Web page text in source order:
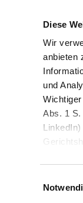
Diese
Wir
anbieten
und
Abs. 1 S.
und